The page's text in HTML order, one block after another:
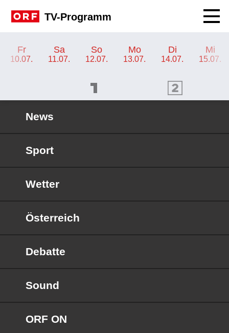
TV-Programm
Fr
10.07.
Sa
11.07.
So
12.07.
Mo
13.07.
Di
14.07.
Mi
15.07.
ORF 2 Programm
News
Sport
Wetter
Österreich
Debatte
Sound
ORF ON